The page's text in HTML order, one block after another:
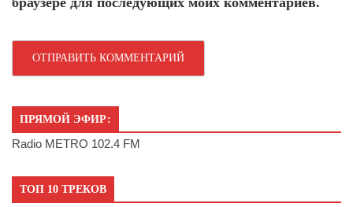
ПРЯМОЙ ЭФИР:
Radio METRO 102.4 FM
ТОП 10 ТРЕКОВ